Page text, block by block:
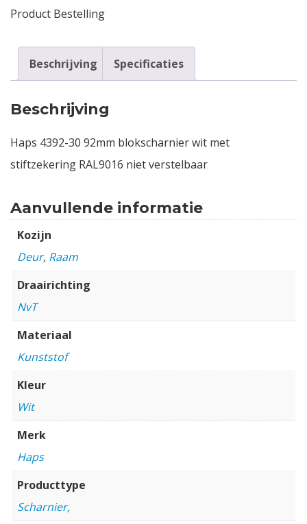
Product Bestelling
Beschrijving Specificaties
Beschrijving
Haps 4392-30 92mm blokscharnier wit met
stiftzekering RAL9016 niet verstelbaar
Aanvullende informatie
Kozijn
Deur, Raam
Draairichting
NvT
Materiaal
Kunststof
Kleur
Wit
Merk
Haps
Producttype
Scharnier,